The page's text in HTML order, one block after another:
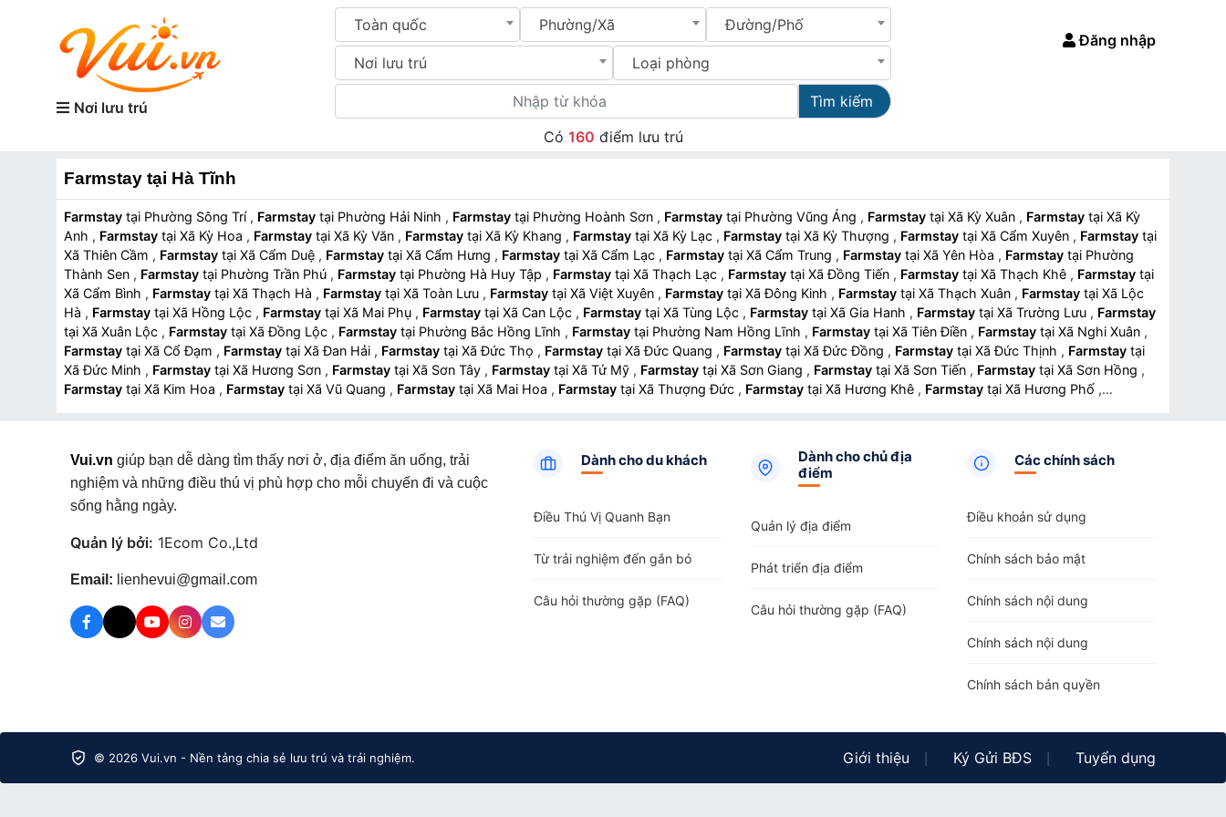
Nơi lưu trú
Toàn quốc Phường/Xã Đường/Phố
Nơi lưu trú Loại phòng
Tìm kiếm
Đăng nhập
Có 160 điểm lưu trú
Farmstay tại Hà Tĩnh
Farmstay tại Phường Sông Trí , Farmstay tại Phường Hải Ninh , Farmstay tại Phường Hoành Sơn , Farmstay tại Phường Vũng Áng , Farmstay tại Xã Kỳ Xuân , Farmstay tại Xã Kỳ
Anh , Farmstay tại Xã Kỳ Hoa , Farmstay tại Xã Kỳ Văn , Farmstay tại Xã Kỳ Khang , Farmstay tại Xã Kỳ Lạc , Farmstay tại Xã Kỳ Thượng , Farmstay tại Xã Cẩm Xuyên , Farmstay tại
Xã Thiên Cầm , Farmstay tại Xã Cẩm Duệ , Farmstay tại Xã Cẩm Hưng , Farmstay tại Xã Cẩm Lạc , Farmstay tại Xã Cẩm Trung , Farmstay tại Xã Yên Hòa , Farmstay tại Phường
Thành Sen , Farmstay tại Phường Trần Phú , Farmstay tại Phường Hà Huy Tập , Farmstay tại Xã Thạch Lạc , Farmstay tại Xã Đồng Tiến , Farmstay tại Xã Thạch Khê , Farmstay tại
Xã Cẩm Bình , Farmstay tại Xã Thạch Hà , Farmstay tại Xã Toàn Lưu , Farmstay tại Xã Việt Xuyên , Farmstay tại Xã Đông Kinh , Farmstay tại Xã Thạch Xuân , Farmstay tại Xã Lộc
Hà , Farmstay tại Xã Hồng Lộc , Farmstay tại Xã Mai Phụ , Farmstay tại Xã Can Lộc , Farmstay tại Xã Tùng Lộc , Farmstay tại Xã Gia Hanh , Farmstay tại Xã Trường Lưu , Farmstay
tại Xã Xuân Lộc , Farmstay tại Xã Đồng Lộc , Farmstay tại Phường Bắc Hồng Lĩnh , Farmstay tại Phường Nam Hồng Lĩnh , Farmstay tại Xã Tiên Điền , Farmstay tại Xã Nghi Xuân ,
Farmstay
tại Xã Cổ Đạm , Farmstay tại Xã Đan Hải , Farmstay tại Xã Đức Thọ , Farmstay tại Xã Đức Quang , Farmstay tại Xã Đức Đồng , Farmstay tại Xã Đức Thịnh , Farmstay tại
Xã Đức Minh , Farmstay tại Xã Hương Sơn , Farmstay tại Xã Sơn Tây , Farmstay tại Xã Tứ Mỹ , Farmstay tại Xã Sơn Giang , Farmstay tại Xã Sơn Tiến , Farmstay tại Xã Sơn Hồng ,
Farmstay
tại Xã Kim Hoa , Farmstay tại Xã Vũ Quang , Farmstay tại Xã Mai Hoa , Farmstay tại Xã Thượng Đức , Farmstay tại Xã Hương Khê , Farmstay tại Xã Hương Phố ,
Vui.vn giúp bạn dễ dàng tìm thấy nơi ở, địa điểm ăn uống, trải
nghiệm và những điều thú vị phù hợp cho mỗi chuyến đi và cuộc
sống hằng ngày.
Quản lý bởi: 1Ecom Co.,Ltd
Email: lienhevui@gmail.com
Dành cho du khách
Điều Thú Vị Quanh Bạn
Từ trải nghiệm đến gắn bó
Câu hỏi thường gặp (FAQ)
Dành cho chủ địa
điểm
Quản lý địa điểm
Phát triển địa điểm
Câu hỏi thường gặp (FAQ)
Các chính sách
Điều khoản sử dụng
Chính sách bảo mật
Chính sách nội dung
Chính sách nội dung
Chính sách bản quyền
© 2026 Vui.vn - Nền tảng chia sẻ lưu trú và trải nghiệm. Giới thiệu Ký Gửi BĐS Tuyển dụng